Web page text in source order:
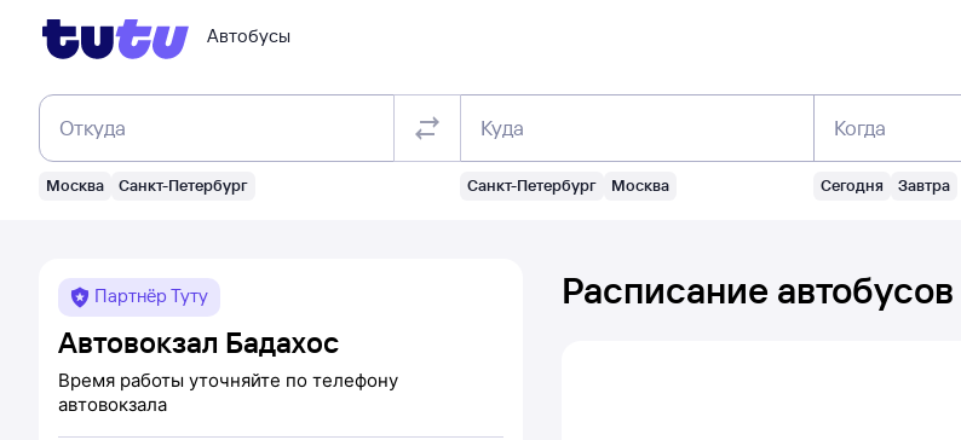
Автобусы
Откуда
Москва Санкт-Петербург
Куда
Санкт-Петербург Москва
Когда
Сегодня Завтра
Партнёр Туту
Автовокзал Бадахос
Время работы уточняйте по телефону
автовокзала
Расписание автобусов